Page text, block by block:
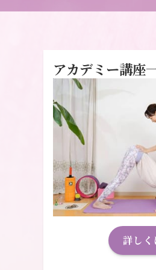
アカデミー講座
詳しく